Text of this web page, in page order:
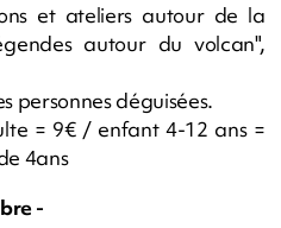
et ateliers autour de la
autour du volcan",
personnes déguisées.
= 9€ / enfant 4-12 ans =
4ans
-